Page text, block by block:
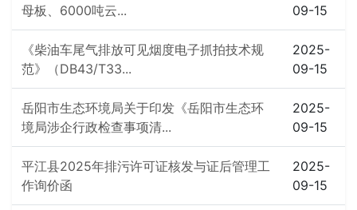
母板、6000吨云...
09-15
《柴油车尾气排放可见烟度电子抓拍技术规
范》（DB43/T33...
2025-
09-15
岳阳市生态环境局关于印发《岳阳市生态环
境局涉企行政检查事项清...
2025-
09-15
平江县2025年排污许可证核发与证后管理工
作询价函
2025-
09-15